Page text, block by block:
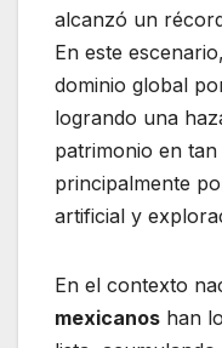
alcanzó un
En este escenario,
dominio global
logrando una
patrimonio en tan
principalmente
artificial y
En el contexto
mexicanos han